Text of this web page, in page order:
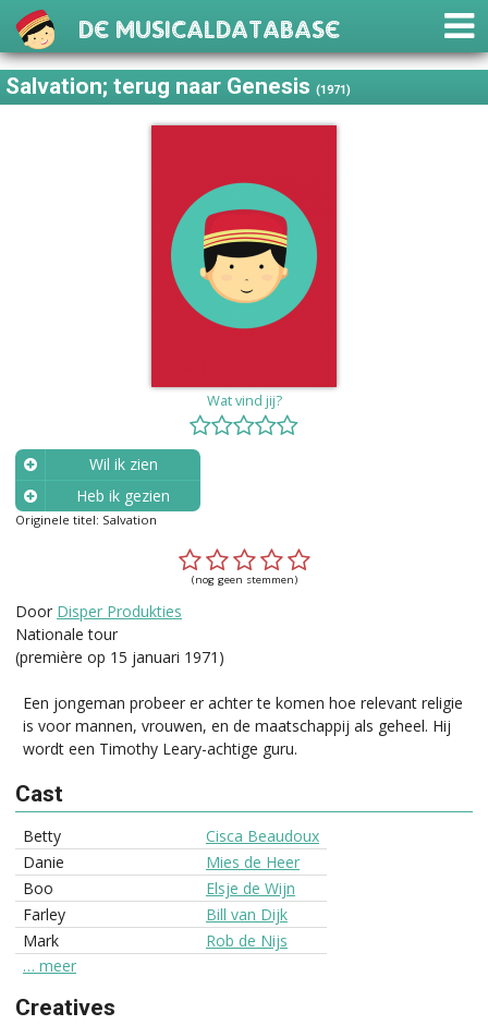
De Musicaldatabase
Salvation; terug naar Genesis(1971)
Wat vind jij?
Wil ik zien
Heb ik gezien
Wanneer?
Originele titel: Salvation
(nog geen stemmen)
Door Disper Produkties
Nationale tour
(première op 15 januari 1971)
Een jongeman probeer er achter te komen hoe relevant religie
is voor mannen, vrouwen, en de maatschappij als geheel. Hij
wordt een Timothy Leary-achtige guru.
Cast
Betty
Cisca Beaudoux
Danie
Mies de Heer
Boo
Elsje de Wijn
Farley
Bill van Dijk
Mark
Rob de Nijs
… meer
Creatives